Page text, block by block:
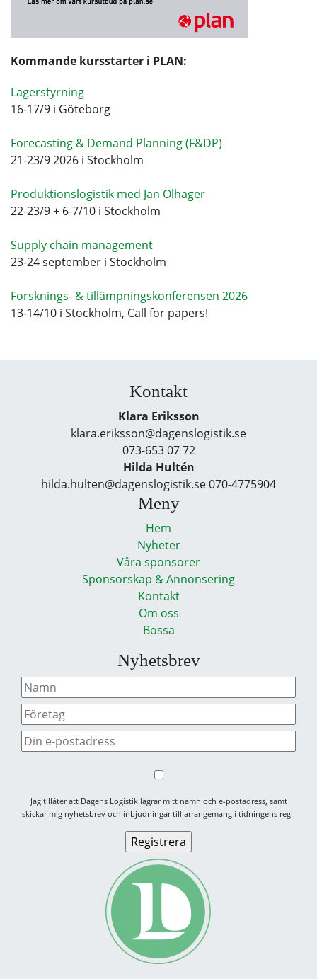
Kommande kursstarter i PLAN:
Lagerstyrning
16-17/9 i Göteborg
Forecasting & Demand Planning (F&DP)
21-23/9 2026 i Stockholm
Produktionslogistik med Jan Olhager
22-23/9 + 6-7/10 i Stockholm
Supply chain management
23-24 september i Stockholm
Forsknings- & tillämpningskonferensen 2026
13-14/10 i Stockholm, Call for papers!
Kontakt
Klara Eriksson
klara.eriksson@dagenslogistik.se
073-653 07 72
Hilda Hultén
hilda.hulten@dagenslogistik.se 070-4775904
Meny
Hem
Nyheter
Våra sponsorer
Sponsorskap & Annonsering
Kontakt
Om oss
Bossa
Nyhetsbrev
Jag tillåter att Dagens Logistik lagrar mitt namn och e-postadress, samt
skickar mig nyhetsbrev och inbjudningar till arrangemang i tidningens regi.